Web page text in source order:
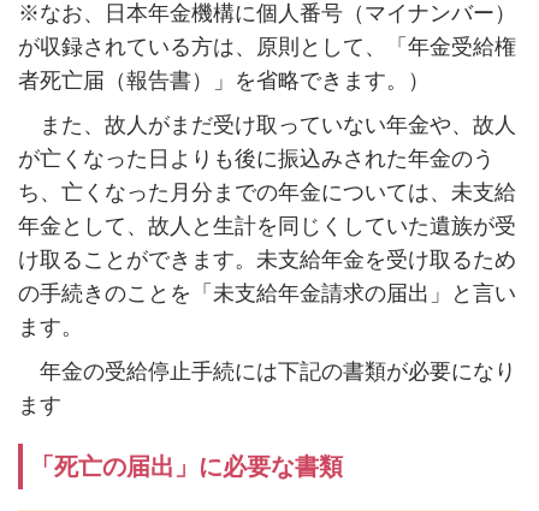
※なお、日本年金機構に個人番号（マイナンバー）
が収録されている方は、原則として、「年金受給権
者死亡届（報告書）」を省略できます。）
また、故人がまだ受け取っていない年金や、故人
が亡くなった日よりも後に振込みされた年金のう
ち、亡くなった月分までの年金については、未支給
年金として、故人と生計を同じくしていた遺族が受
け取ることができます。未支給年金を受け取るため
の手続きのことを「未支給年金請求の届出」と言い
ます。
年金の受給停止手続には下記の書類が必要になり
ます
「死亡の届出」に必要な書類